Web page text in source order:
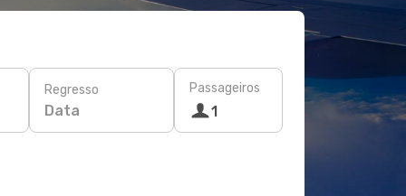
Regresso
Data
Passageiros
1